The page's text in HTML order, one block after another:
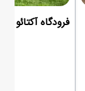
فرودگاه آکتائو